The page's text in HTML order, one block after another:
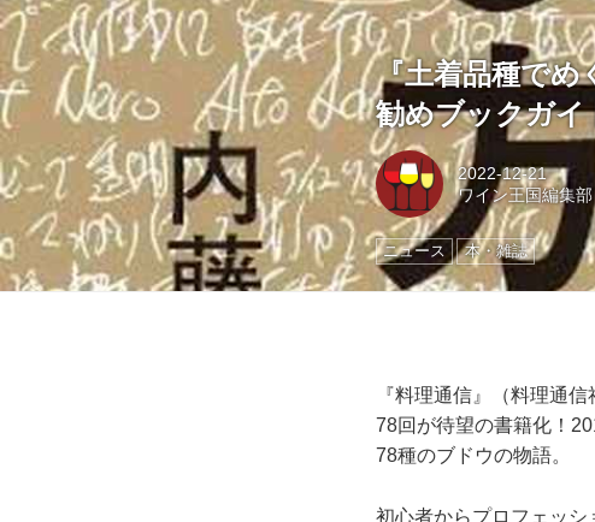
『土着品種で
勧めブックガイ
2022-12-21
ワイン王国編集部
ニュース 本・雑誌
『料理通信』（料理通
78回が待望の書籍化！
78種のブドウの物語。
初心者からプロフェッ